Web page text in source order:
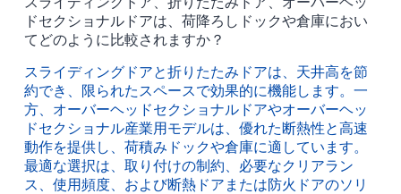
ドセクショナルドアは、荷降ろしドックや倉庫におい
てどのように比較されますか？
スライディングドアと折りたたみドアは、天井高を節
約でき、限られたスペースで効果的に機能します。一
方、オーバーヘッドセクショナルドアやオーバーヘッ
ドセクショナル産業用モデルは、優れた断熱性と高速
動作を提供し、荷積みドックや倉庫に適しています。
最適な選択は、取り付けの制約、必要なクリアラン
ス、使用頻度、および断熱ドアまたは防火ドアのソリ